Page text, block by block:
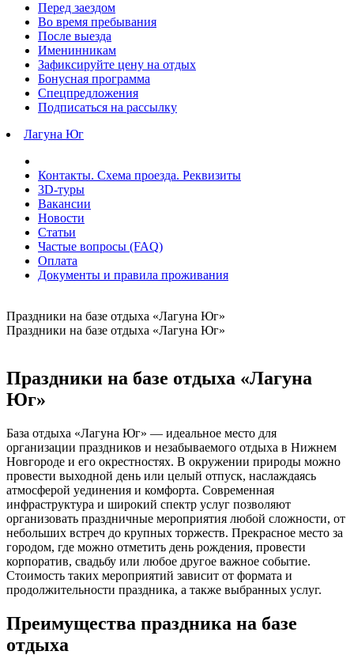
Перед заездом
Во время пребывания
После выезда
Именинникам
Зафиксируйте цену на отдых
Бонусная программа
Спецпредложения
Подписаться на рассылку
Лагуна Юг
Контакты. Схема проезда. Реквизиты
3D-туры
Вакансии
Новости
Статьи
Частые вопросы (FAQ)
Оплата
Документы и правила проживания
Праздники на базе отдыха «Лагуна Юг»
Праздники на базе отдыха «Лагуна Юг»
Праздники на базе отдыха «Лагуна
Юг»
База отдыха «Лагуна Юг» — идеальное место для
организации праздников и незабываемого отдыха в Нижнем
Новгороде и его окрестностях. В окружении природы можно
провести выходной день или целый отпуск, наслаждаясь
атмосферой уединения и комфорта. Современная
инфраструктура и широкий спектр услуг позволяют
организовать праздничные мероприятия любой сложности, от
небольших встреч до крупных торжеств. Прекрасное место за
городом, где можно отметить день рождения, провести
корпоратив, свадьбу или любое другое важное событие.
Стоимость таких мероприятий зависит от формата и
продолжительности праздника, а также выбранных услуг.
Преимущества праздника на базе
отдыха